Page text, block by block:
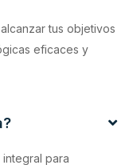
tus objetivos
eficaces y
para